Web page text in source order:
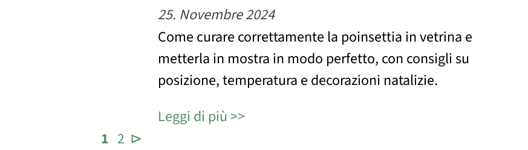
25. Novembre 2024
Come curare correttamente la poinsettia in vetrina e
metterla in mostra in modo perfetto, con consigli su
posizione, temperatura e decorazioni natalizie.
Leggi di più
1 2 ⊳